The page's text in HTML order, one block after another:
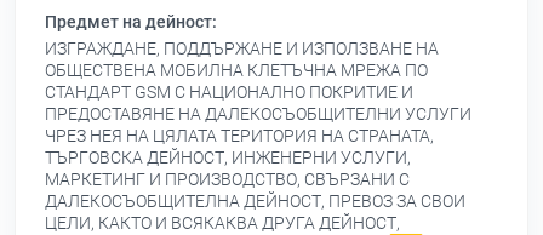
Предмет на дейност:
ИЗГРАЖДАНЕ, ПОДДЪРЖАНЕ И ИЗПОЛЗВАНЕ НА
ОБЩЕСТВЕНА МОБИЛНА КЛЕТЪЧНА МРЕЖА ПО
СТАНДАРТ GSM С НАЦИОНАЛНО ПОКРИТИЕ И
ПРЕДОСТАВЯНЕ НА ДАЛЕКОСЪОБЩИТЕЛНИ УСЛУГИ
ЧРЕЗ НЕЯ НА ЦЯЛАТА ТЕРИТОРИЯ НА СТРАНАТА,
ТЪРГОВСКА ДЕЙНОСТ, ИНЖЕНЕРНИ УСЛУГИ,
МАРКЕТИНГ И ПРОИЗВОДСТВО, СВЪРЗАНИ С
ДАЛЕКОСЪОБЩИТЕЛНА ДЕЙНОСТ, ПРЕВОЗ ЗА СВОИ
ЦЕЛИ, КАКТО И ВСЯКАКВА ДРУГА ДЕЙНОСТ,